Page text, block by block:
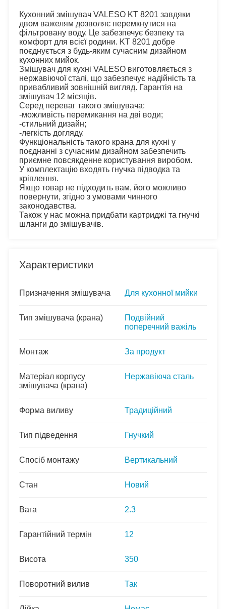
Кухонний змішувач VALESO KT 8201 завдяки
двом важелям дозволяє перемкнутися на
фільтровану воду. Це забезпечує безпеку та
комфорт для всієї родини. KT 8201 добре
поєднується з будь-яким сучасним дизайном
кухонних мийок.
Змішувач для кухні VALESO виготовляється з
нержавіючої сталі, що забезпечує надійність та
привабливий зовнішній вигляд. Гарантія на
змішувач 12 місяців.
Серед переваг такого змішувача:
-можливість перемикання на дві води;
-стильний дизайн;
-легкість догляду.
Функціональність такого крана для кухні у
поєднанні з сучасним дизайном забезпечить
приємне повсякденне користування виробом.
У комплектацію входять гнучка підводка та
кріплення.
Якщо товар не підходить вам, його можливо
повернути, згідно з умовами чинного
законодавства.
Також у нас можна придбати картриджі та гнучкі
шланги до змішувачів.
Характеристики
Призначення змішувача Для кухонної мийки
Тип змішувача (крана)
Подвійний
поперечний важіль
Монтаж За продукт
Матеріал корпусу
змішувача (крана)
Нержавіюча сталь
Форма виливу Традиційний
Тип підведення Гнучкий
Спосіб монтажу Вертикальний
Стан Новий
Вага 2.3
Гарантійний термін 12
Висота 350
Поворотний вилив Так